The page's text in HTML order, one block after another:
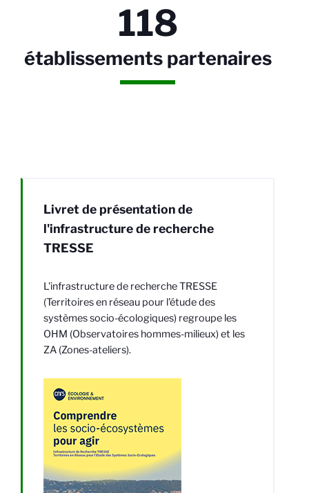
118
établissements partenaires
Livret de présentation de
l'infrastructure de recherche
TRESSE
L'infrastructure de recherche TRESSE
(Territoires en réseau pour l'étude des
systèmes socio-écologiques) regroupe les
OHM (Observatoires hommes-milieux) et les
ZA (Zones-ateliers).